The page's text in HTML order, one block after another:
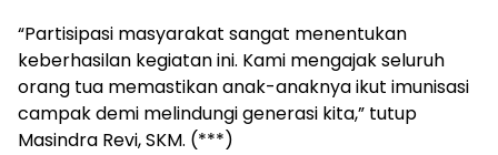
“Partisipasi masyarakat sangat menentukan
keberhasilan kegiatan ini. Kami mengajak seluruh
orang tua memastikan anak-anaknya ikut imunisasi
campak demi melindungi generasi kita,” tutup
Masindra Revi, SKM. (***)